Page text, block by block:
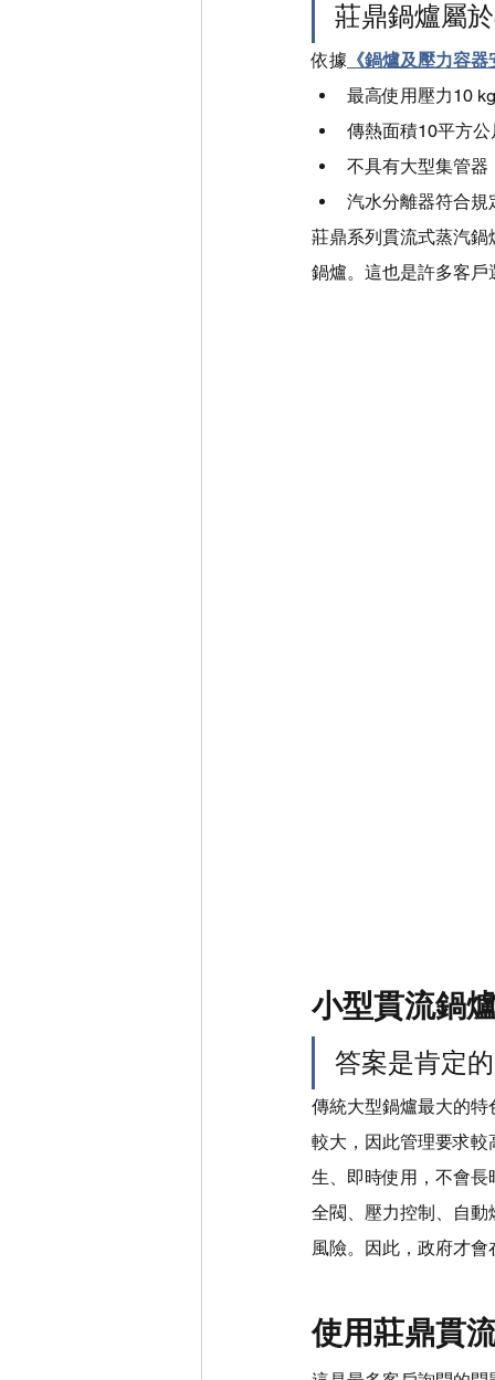
莊鼎鍋爐屬
依據 《鍋爐及壓力容
最高使用壓力10
傳熱面積10平方公
不具有大型集管器
汽水分離器符合規
莊鼎系列貫流式蒸汽
鍋爐。這也是許多客
小型貫流鍋
答案是肯定
傳統大型鍋爐最大的
較大，因此管理要求
生、即時使用，不會
全閥、壓力控制、自
風險。因此，政府才
使用莊鼎貫